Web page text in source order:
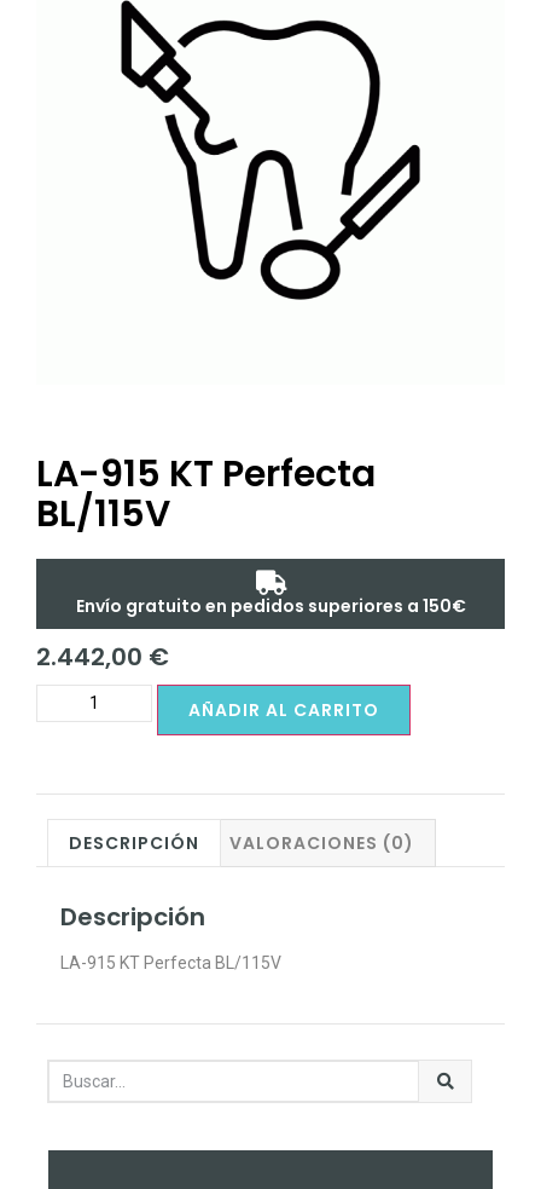
LA-915 KT Perfecta
BL/115V
Envío gratuito en pedidos superiores a 150€
2.442,00 €
AÑADIR AL CARRITO
DESCRIPCIÓN VALORACIONES (0)
Descripción
LA-915 KT Perfecta BL/115V